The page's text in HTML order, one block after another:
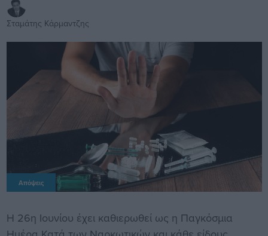
Σταμάτης Κάρμαντζης
Απόψεις
Η 26η Ιουνίου έχει καθιερωθεί ως η Παγκόσμια